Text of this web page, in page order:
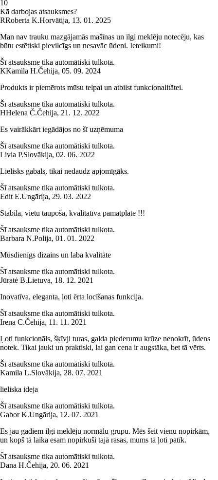
10
Kā darbojas atsauksmes?
RRoberta K.Horvātija, 13. 01. 2025
Man nav trauku mazgājamās mašīnas un ilgi meklēju notecēju, kas
būtu estētiski pievilcīgs un nesavāc ūdeni. Ieteikumi!
Šī atsauksme tika automātiski tulkota.
KKamila H.Čehija, 05. 09. 2024
Produkts ir piemērots mūsu telpai un atbilst funkcionalitātei.
Šī atsauksme tika automātiski tulkota.
HHelena Č.Čehija, 21. 12. 2022
Es vairākkārt iegādājos no šī uzņēmuma
Šī atsauksme tika automātiski tulkota.
Livia P.Slovākija, 02. 06. 2022
Lielisks gabals, tikai nedaudz apjomīgāks.
Šī atsauksme tika automātiski tulkota.
Edit E.Ungārija, 29. 03. 2022
Stabila, vietu taupoša, kvalitatīva pamatplate !!!
Šī atsauksme tika automātiski tulkota.
Barbara N.Polija, 01. 01. 2022
Mūsdienīgs dizains un laba kvalitāte
Šī atsauksme tika automātiski tulkota.
Jūratė B.Lietuva, 18. 12. 2021
Inovatīva, eleganta, ļoti ērta locīšanas funkcija.
Šī atsauksme tika automātiski tulkota.
Irena C.Čehija, 11. 11. 2021
Ļoti funkcionāls, šķīvji turas, galda piederumu krūze nenokrīt, ūdens
notek. Tikai jauki un praktiski, lai gan cena ir augstāka, bet tā vērts.
Šī atsauksme tika automātiski tulkota.
Kamila L.Slovākija, 28. 07. 2021
lieliska ideja
Šī atsauksme tika automātiski tulkota.
Gabor K.Ungārija, 12. 07. 2021
Es jau gadiem ilgi meklēju normālu grupu. Mēs šeit vienu nopirkām,
un kopš tā laika esam nopirkuši tajā rasas, mums tā ļoti patīk.
Šī atsauksme tika automātiski tulkota.
Dana H.Čehija, 20. 06. 2021